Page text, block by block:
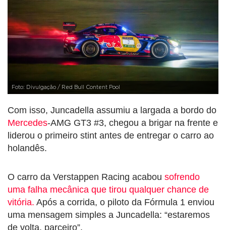
Foto: Divulgação / Red Bull Content Pool
Com isso, Juncadella assumiu a largada a bordo do
Mercedes-AMG GT3 #3, chegou a brigar na frente e
liderou o primeiro stint antes de entregar o carro ao
holandês.
O carro da Verstappen Racing acabou sofrendo
uma falha mecânica que tirou qualquer chance de
vitória. Após a corrida, o piloto da Fórmula 1 enviou
uma mensagem simples a Juncadella: “estaremos
de volta, parceiro”.